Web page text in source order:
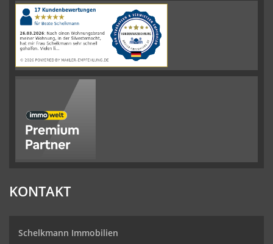
|110Schelkmann
ImmobilienBewertungen
auf
werkenntdenBESTEN.de
KONTAKT
Schelkmann Immobilien